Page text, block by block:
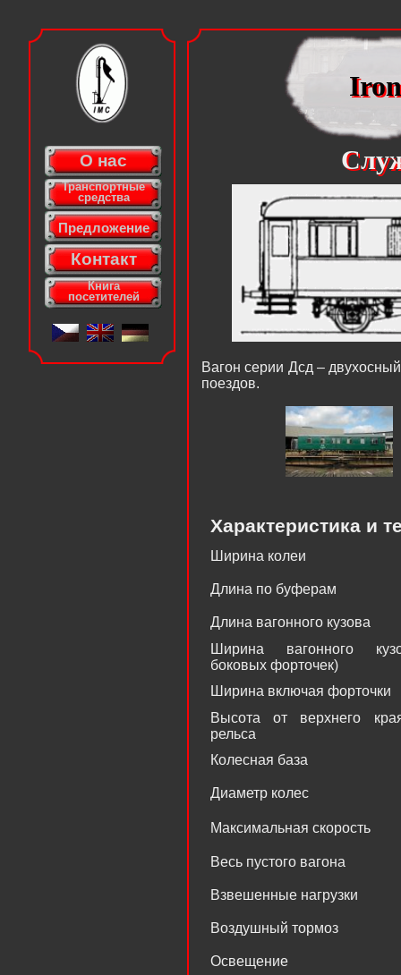
Вагон серии Дсд –
поездов.
Характеристика и
Ширина колеи
Длина по буферам
Длина вагонного кузова
Ширина вагонного
боковых форточек)
Ширина включая форточки
Высота от верхнего
рельса
Колесная база
Диаметр колес
Максимальная скорость
Весь пустого вагона
Взвешенные нагрузки
Воздушный тормоз
Освещение
О нас
Транспортные
средства
Предложение
Контакт
Книга
посетителей